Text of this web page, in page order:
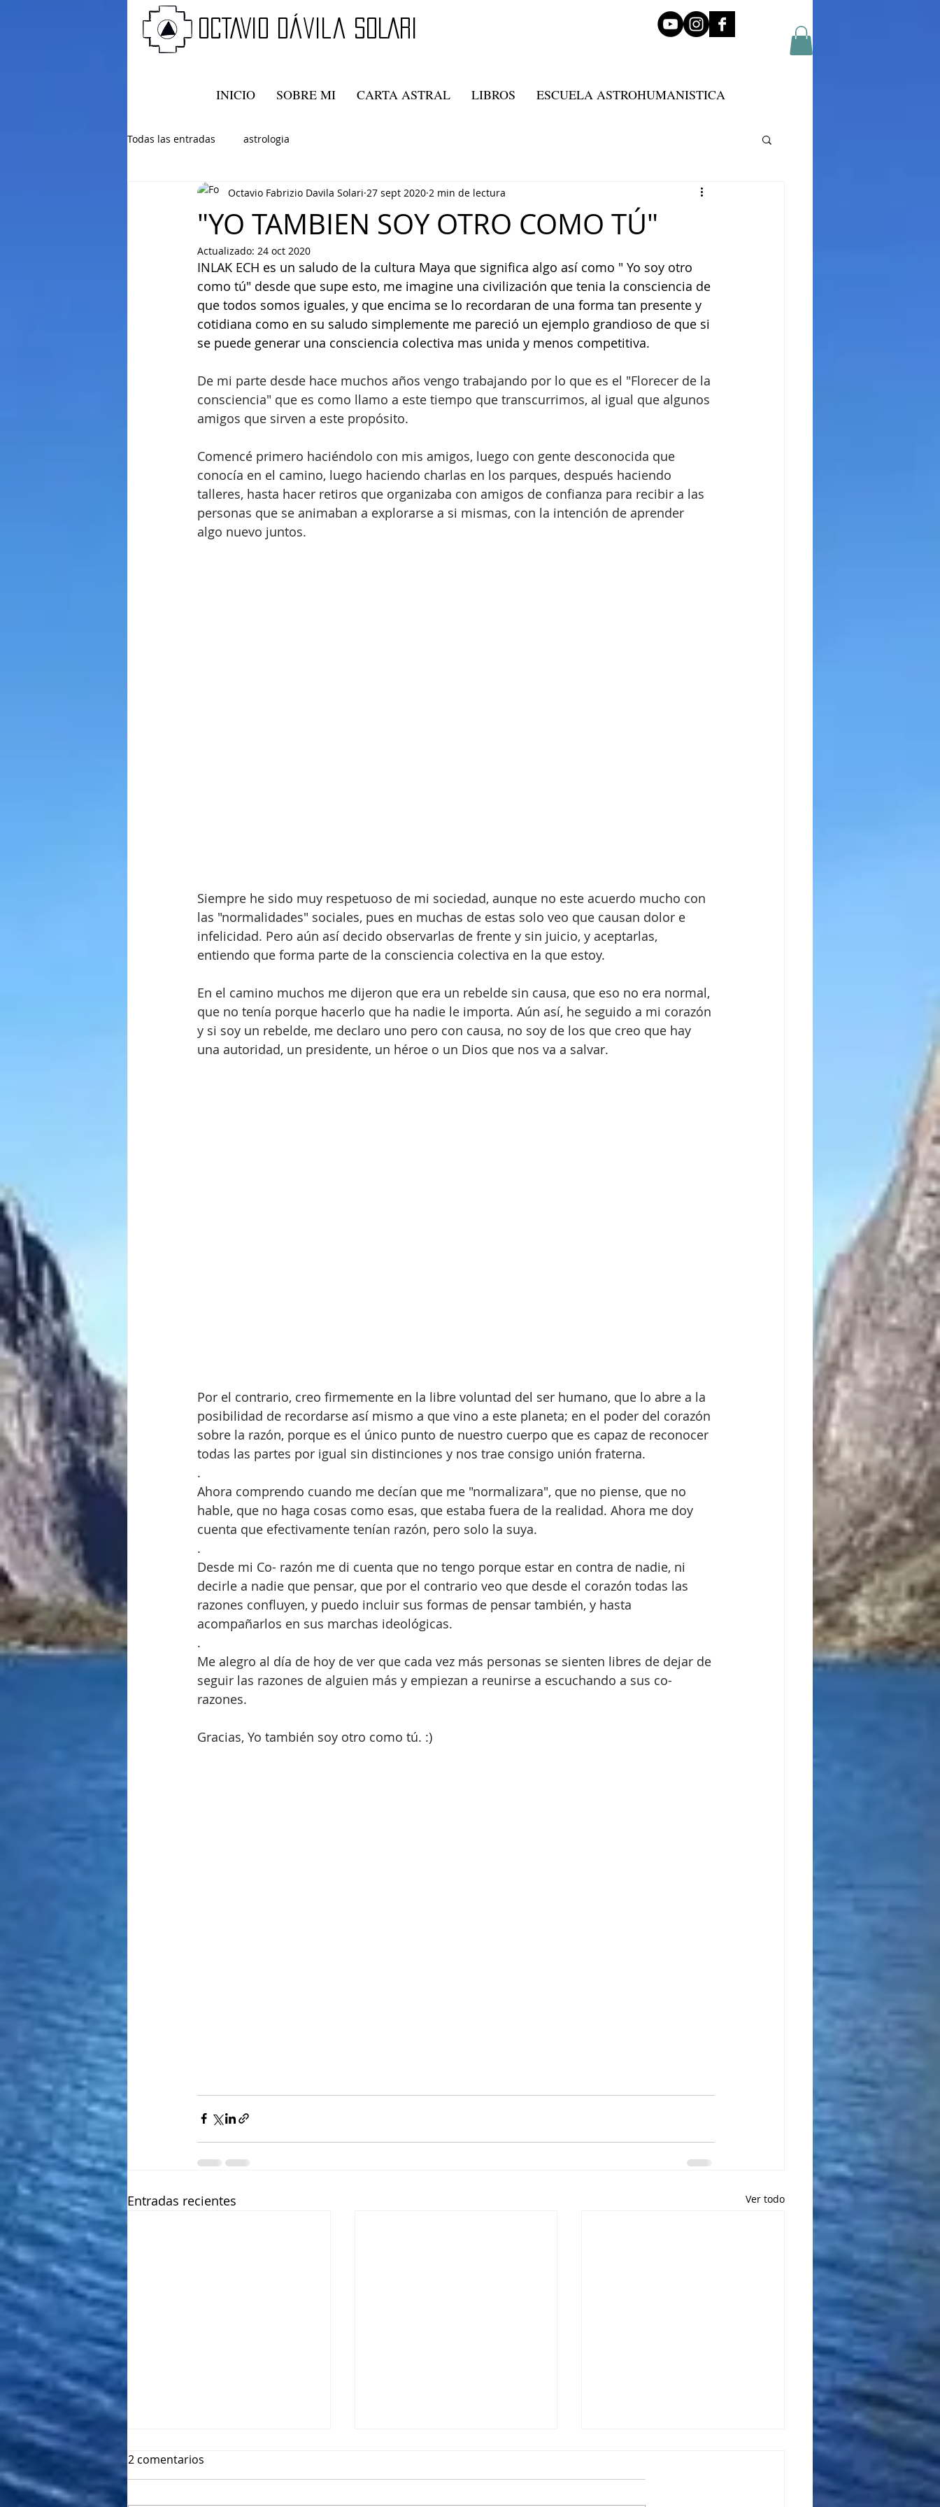
oCTAVIO DÁvila SOLARI
INICIO SOBRE MI CARTA ASTRAL LIBROS ESCUELA ASTROHUMANISTICA
Todas las entradas astrologia
"YO TAMBIEN SOY OTRO COMO TÚ"
Octavio Fabrizio Davila Solari 27 sept 2020 2 min de lectura
Actualizado: 24 oct 2020
INLAK ECH es un saludo de la cultura Maya que significa algo así como " Yo soy otro
como tú" desde que supe esto, me imagine una civilización que tenia la consciencia de
que todos somos iguales, y que encima se lo recordaran de una forma tan presente y
cotidiana como en su saludo simplemente me pareció un ejemplo grandioso de que si
se puede generar una consciencia colectiva mas unida y menos competitiva.
De mi parte desde hace muchos años vengo trabajando por lo que es el "Florecer de la
consciencia" que es como llamo a este tiempo que transcurrimos, al igual que algunos
amigos que sirven a este propósito.
Comencé primero haciéndolo con mis amigos, luego con gente desconocida que
conocía en el camino, luego haciendo charlas en los parques, después haciendo
talleres, hasta hacer retiros que organizaba con amigos de confianza para recibir a las
personas que se animaban a explorarse a si mismas, con la intención de aprender
algo nuevo juntos.
Siempre he sido muy respetuoso de mi sociedad, aunque no este acuerdo mucho con
las "normalidades" sociales, pues en muchas de estas solo veo que causan dolor e
infelicidad. Pero aún así decido observarlas de frente y sin juicio, y aceptarlas,
entiendo que forma parte de la consciencia colectiva en la que estoy.
En el camino muchos me dijeron que era un rebelde sin causa, que eso no era normal,
que no tenía porque hacerlo que ha nadie le importa. Aún así, he seguido a mi corazón
y si soy un rebelde, me declaro uno pero con causa, no soy de los que creo que hay
una autoridad, un presidente, un héroe o un Dios que nos va a salvar.
Por el contrario, creo firmemente en la libre voluntad del ser humano, que lo abre a la
posibilidad de recordarse así mismo a que vino a este planeta; en el poder del corazón
sobre la razón, porque es el único punto de nuestro cuerpo que es capaz de reconocer
todas las partes por igual sin distinciones y nos trae consigo unión fraterna.
.
Ahora comprendo cuando me decían que me "normalizara", que no piense, que no
hable, que no haga cosas como esas, que estaba fuera de la realidad. Ahora me doy
cuenta que efectivamente tenían razón, pero solo la suya.
.
Desde mi Co- razón me di cuenta que no tengo porque estar en contra de nadie, ni
decirle a nadie que pensar, que por el contrario veo que desde el corazón todas las
razones confluyen, y puedo incluir sus formas de pensar también, y hasta
acompañarlos en sus marchas ideológicas.
.
Me alegro al día de hoy de ver que cada vez más personas se sienten libres de dejar de
seguir las razones de alguien más y empiezan a reunirse a escuchando a sus co-
razones.
Gracias, Yo también soy otro como tú. :)
Entradas recientes Ver todo
2 comentarios